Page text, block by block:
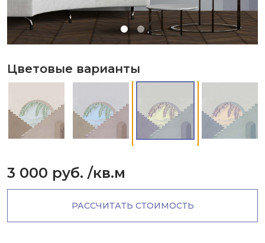
Цветовые варианты
3 000 руб. /кв.м
РАССЧИТАТЬ СТОИМОСТЬ